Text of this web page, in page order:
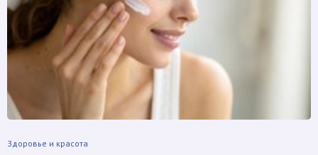
Здоровье и красота